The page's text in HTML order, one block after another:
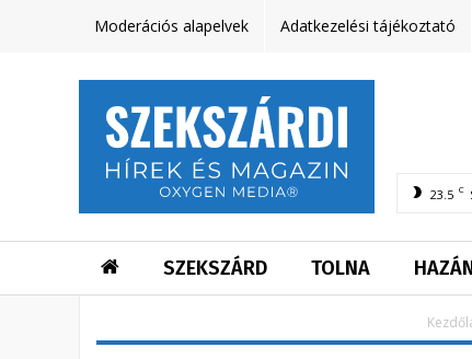
Moderációs alapelvek Adatkezelési tájékoztató
23.5 C
SZEKSZÁRD TOLNA